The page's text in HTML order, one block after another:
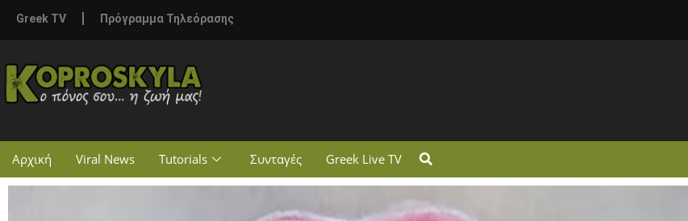
Greek TV Πρόγραμμα Τηλεόρασης
Αρχική Viral News Tutorials Συνταγές Greek Live TV